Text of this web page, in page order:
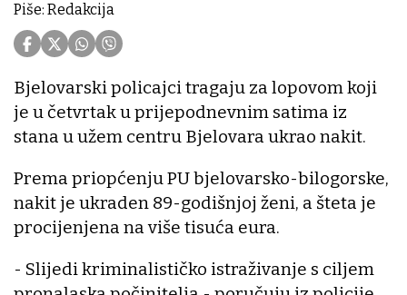
Piše: Redakcija
Bjelovarski policajci tragaju za lopovom koji
je u četvrtak u prijepodnevnim satima iz
stana u užem centru Bjelovara ukrao nakit.
Prema priopćenju PU bjelovarsko-bilogorske,
nakit je ukraden 89-godišnjoj ženi, a šteta je
procijenjena na više tisuća eura.
- Slijedi kriminalističko istraživanje s ciljem